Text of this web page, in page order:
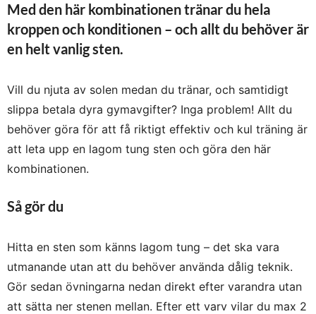
Med den här kombinationen tränar du hela
kroppen och konditionen – och allt du behöver är
en helt vanlig sten.
Vill du njuta av solen medan du tränar, och samtidigt
slippa betala dyra gymavgifter? Inga problem! Allt du
behöver göra för att få riktigt effektiv och kul träning är
att leta upp en lagom tung sten och göra den här
kombinationen.
Så gör du
Hitta en sten som känns lagom tung – det ska vara
utmanande utan att du behöver använda dålig teknik.
Gör sedan övningarna nedan direkt efter varandra utan
att sätta ner stenen mellan. Efter ett varv vilar du max 2